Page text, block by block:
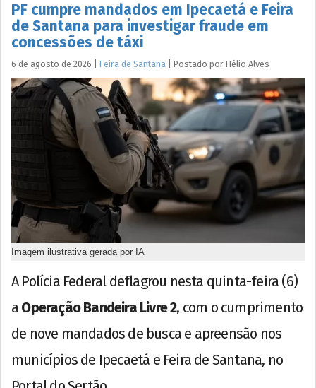
PF cumpre mandados em Ipecaetá e Feira
de Santana para investigar fraude em
concessões de táxi
6 de agosto de 2026 Feira de Santana Postado por Hélio Alves
Imagem ilustrativa gerada por IA
A Polícia Federal deflagrou nesta quinta-feira (6)
a Operação Bandeira Livre 2, com o cumprimento
de nove mandados de busca e apreensão nos
municípios de Ipecaetá e Feira de Santana, no